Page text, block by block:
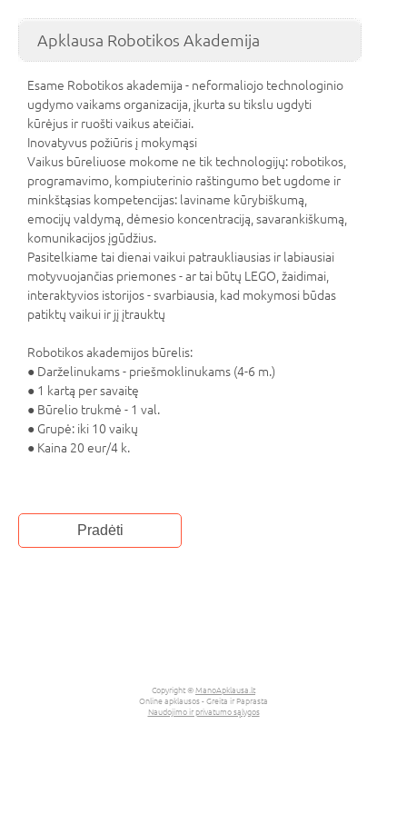
Apklausa Robotikos Akademija
Esame Robotikos akademija - neformaliojo technologinio
ugdymo vaikams organizacija, įkurta su tikslu ugdyti
kūrėjus ir ruošti vaikus ateičiai.
Inovatyvus požiūris į mokymąsi
Vaikus būreliuose mokome ne tik technologijų: robotikos,
programavimo, kompiuterinio raštingumo bet ugdome ir
minkštąsias kompetencijas: laviname kūrybiškumą,
emocijų valdymą, dėmesio koncentraciją, savarankiškumą,
komunikacijos įgūdžius.
Pasitelkiame tai dienai vaikui patraukliausias ir labiausiai
motyvuojančias priemones - ar tai būtų LEGO, žaidimai,
interaktyvios istorijos - svarbiausia, kad mokymosi būdas
patiktų vaikui ir jį įtrauktų
Robotikos akademijos būrelis:
● Darželinukams - priešmoklinukams (4-6 m.)
● 1 kartą per savaitę
● Būrelio trukmė - 1 val.
● Grupė: iki 10 vaikų
● Kaina 20 eur/4 k.
Copyright ©ManoApklausa.lt
Online apklausos - Greita ir Paprasta
Naudojimo ir privatumo sąlygos